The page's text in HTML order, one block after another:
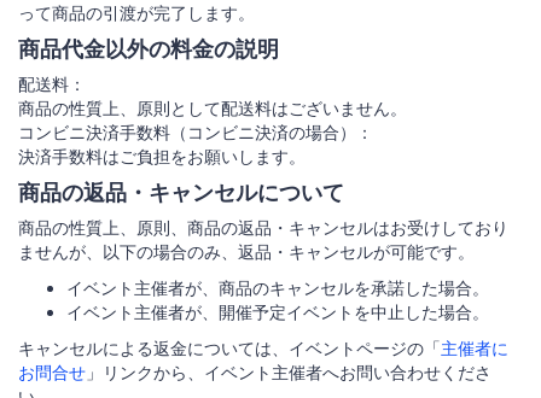
って商品の引渡が完了します。
商品代金以外の料金の説明
配送料：
商品の性質上、原則として配送料はございません。
コンビニ決済手数料（コンビニ決済の場合）：
決済手数料はご負担をお願いします。
商品の返品・キャンセルについて
商品の性質上、原則、商品の返品・キャンセルはお受けしており
ませんが、以下の場合のみ、返品・キャンセルが可能です。
イベント主催者が、商品のキャンセルを承諾した場合。
イベント主催者が、開催予定イベントを中止した場合。
キャンセルによる返金については、イベントページの「主催者に
お問合せ 」リンクから、イベント主催者へお問い合わせくださ